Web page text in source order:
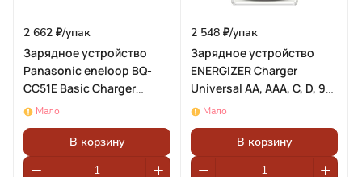
2 662 ₽/упак
Зарядное устройство
Panasonic eneloop BQ-
CC51E Basic Charger
BL1(блистер 1шт)
Мало
В корзину
2 548 ₽/упак
Зарядное устройство
ENERGIZER Charger
Universal AA, AAA, C, D, 9V
(блистер 1шт)
Мало
В корзину